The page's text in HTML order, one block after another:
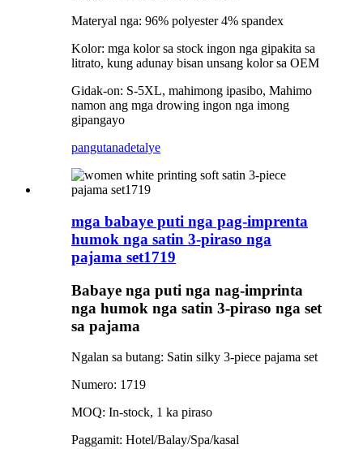
Materyal nga: 96% polyester 4% spandex
Kolor: mga kolor sa stock ingon nga gipakita sa
litrato, kung adunay bisan unsang kolor sa OEM
Gidak-on: S-5XL, mahimong ipasibo, Mahimo
namon ang mga drowing ingon nga imong
gipangayo
pangutanadetalye
mga babaye puti nga pag-imprenta
humok nga satin 3-piraso nga
pajama set1719
Babaye nga puti nga nag-imprinta
nga humok nga satin 3-piraso nga set
sa pajama
Ngalan sa butang: Satin silky 3-piece pajama set
Numero: 1719
MOQ: In-stock, 1 ka piraso
Paggamit: Hotel/Balay/Spa/kasal